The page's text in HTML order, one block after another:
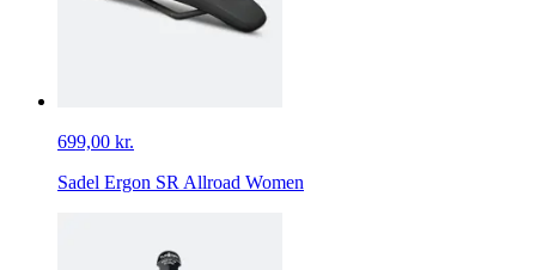
699,00 kr.
Sadel Ergon SR Allroad Women